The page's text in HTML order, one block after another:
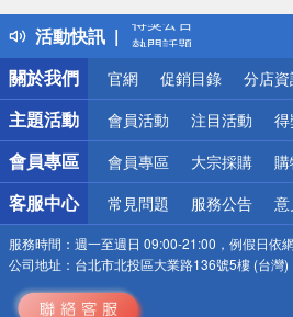
活動快訊
得獎公告
熱門話題
銀行優惠
偏遠地區配送
詐騙網頁！請小心！
關於我們
官網 促銷目錄 分店
主題活動 會員活動 注目活動
會員專區 會員專區 大宗採購
客服中心 常見問題 服務公告
服務時間： 週一至週日 09:00-21:00，例假日依
公司地址： 台北市北投區大業路136號5樓 (台灣)